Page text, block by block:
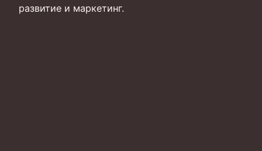
развитие и маркетинг.